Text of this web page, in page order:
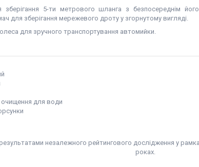
5-ти метрового шланга з безпосереднім
для зберігання мережевого дроту у згорнутому вигляді.
для зручного транспортування автомийки.
очищення для води
незалежного рейтингового дослідження у
роках.